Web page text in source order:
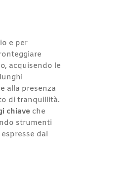
e per
acquisendo le
alla presenza
di tranquillità.
chiave che
strumenti
dal